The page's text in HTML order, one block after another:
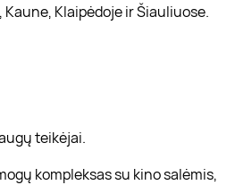
Klaipėdoje ir Šiauliuose.
teikėjai.
kompleksas su kino salėmis,